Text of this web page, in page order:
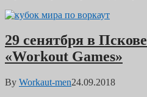
29 сенятбря в
«Workout Games»
By Workaut-men24.09.2018